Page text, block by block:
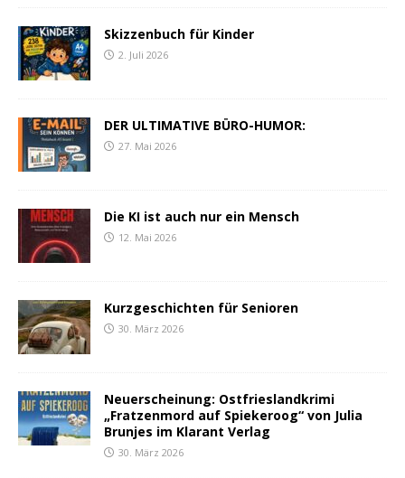
Skizzenbuch für Kinder
2. Juli 2026
DER ULTIMATIVE BÜRO-HUMOR:
27. Mai 2026
Die KI ist auch nur ein Mensch
12. Mai 2026
Kurzgeschichten für Senioren
30. März 2026
Neuerscheinung: Ostfrieslandkrimi
„Fratzenmord auf Spiekeroog“ von Julia
Brunjes im Klarant Verlag
30. März 2026